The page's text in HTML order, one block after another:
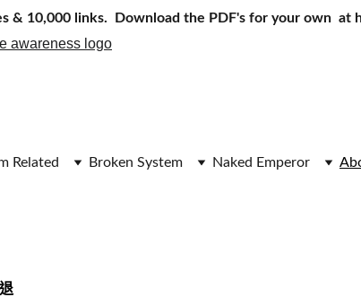
& 10,000 links.  Download the PDF's for your own  at
Related Broken System Naked Emperor